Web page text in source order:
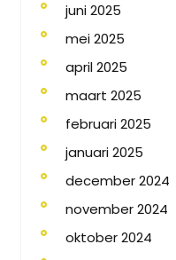
juni 2025
mei 2025
april 2025
maart 2025
februari 2025
januari 2025
december 2024
november 2024
oktober 2024